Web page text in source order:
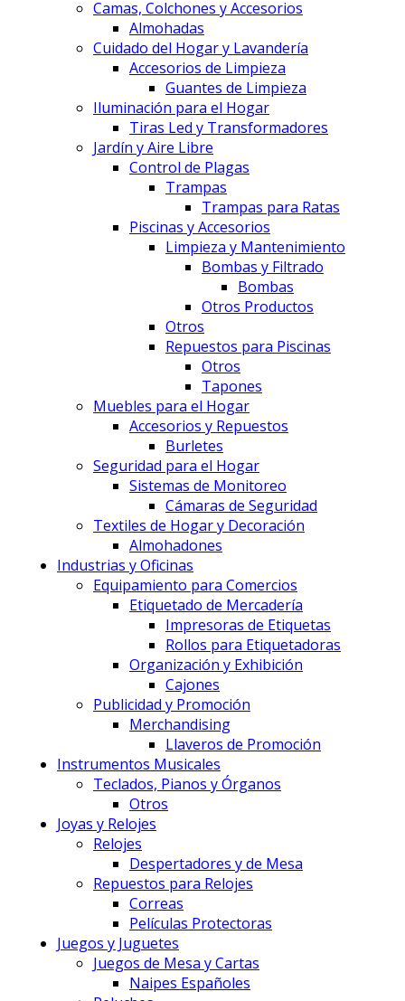
Camas, Colchones y Accesorios
Almohadas
Cuidado del Hogar y Lavandería
Accesorios de Limpieza
Guantes de Limpieza
Iluminación para el Hogar
Tiras Led y Transformadores
Jardín y Aire Libre
Control de Plagas
Trampas
Trampas para Ratas
Piscinas y Accesorios
Limpieza y Mantenimiento
Bombas y Filtrado
Bombas
Otros Productos
Otros
Repuestos para Piscinas
Otros
Tapones
Muebles para el Hogar
Accesorios y Repuestos
Burletes
Seguridad para el Hogar
Sistemas de Monitoreo
Cámaras de Seguridad
Textiles de Hogar y Decoración
Almohadones
Industrias y Oficinas
Equipamiento para Comercios
Etiquetado de Mercadería
Impresoras de Etiquetas
Rollos para Etiquetadoras
Organización y Exhibición
Cajones
Publicidad y Promoción
Merchandising
Llaveros de Promoción
Instrumentos Musicales
Teclados, Pianos y Órganos
Otros
Joyas y Relojes
Relojes
Despertadores y de Mesa
Repuestos para Relojes
Correas
Películas Protectoras
Juegos y Juguetes
Juegos de Mesa y Cartas
Naipes Españoles